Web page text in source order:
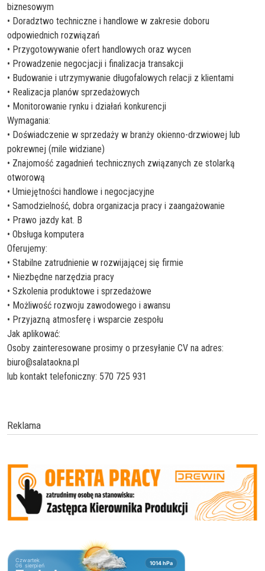
biznesowym
• Doradztwo techniczne i handlowe w zakresie doboru
odpowiednich rozwiązań
• Przygotowywanie ofert handlowych oraz wycen
• Prowadzenie negocjacji i finalizacja transakcji
• Budowanie i utrzymywanie długofalowych relacji z klientami
• Realizacja planów sprzedażowych
• Monitorowanie rynku i działań konkurencji
Wymagania:
• Doświadczenie w sprzedaży w branży okienno-drzwiowej lub
pokrewnej (mile widziane)
• Znajomość zagadnień technicznych związanych ze stolarką
otworową
• Umiejętności handlowe i negocjacyjne
• Samodzielność, dobra organizacja pracy i zaangażowanie
• Prawo jazdy kat. B
• Obsługa komputera
Oferujemy:
• Stabilne zatrudnienie w rozwijającej się firmie
• Niezbędne narzędzia pracy
• Szkolenia produktowe i sprzedażowe
• Możliwość rozwoju zawodowego i awansu
• Przyjazną atmosferę i wsparcie zespołu
Jak aplikować:
Osoby zainteresowane prosimy o przesyłanie CV na adres:
biuro@salataokna.pl
lub kontakt telefoniczny: 570 725 931
Reklama